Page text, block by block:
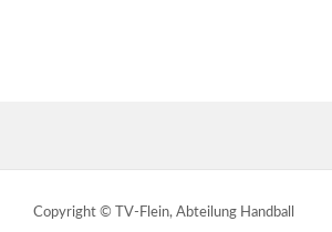
Copyright © TV-Flein, Abteilung Handball